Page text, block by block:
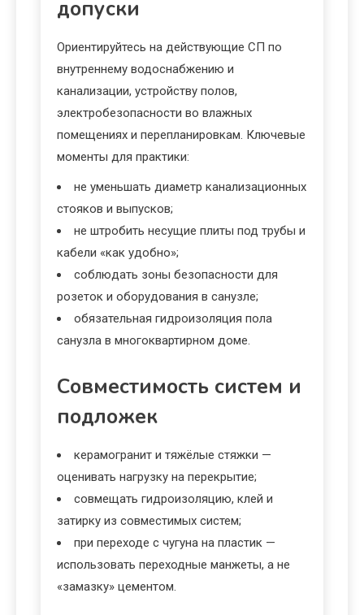
допуски
Ориентируйтесь на действующие СП по
внутреннему водоснабжению и
канализации, устройству полов,
электробезопасности во влажных
помещениях и перепланировкам. Ключевые
моменты для практики:
не уменьшать диаметр канализационных
стояков и выпусков;
не штробить несущие плиты под трубы и
кабели «как удобно»;
соблюдать зоны безопасности для
розеток и оборудования в санузле;
обязательная гидроизоляция пола
санузла в многоквартирном доме.
Совместимость систем и
подложек
керамогранит и тяжёлые стяжки —
оценивать нагрузку на перекрытие;
совмещать гидроизоляцию, клей и
затирку из совместимых систем;
при переходе с чугуна на пластик —
использовать переходные манжеты, а не
«замазку» цементом.